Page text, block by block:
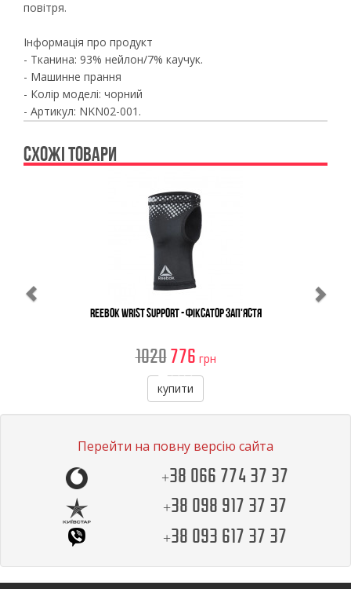
повітря.
Інформація про продукт
- Тканина: 93% нейлон/7% каучук.
- Машинне прання
- Колір моделі: чорний
- Артикул: NKN02-001.
СХОЖІ ТОВАРИ
Reebok Wrist Support - Фіксатор Зап'ястя
1020 776 грн
купити
Перейти на повну версію сайта
+38 066 774 37 37
+38 098 917 37 37
+38 093 617 37 37